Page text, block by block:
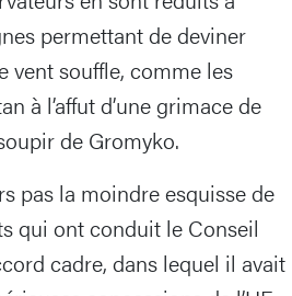
permettant de deviner
vent souffle, comme les
à l’affut d’une grimace de
de Gromyko.
pas la moindre esquisse de
qui ont conduit le Conseil
cadre, dans lequel il avait